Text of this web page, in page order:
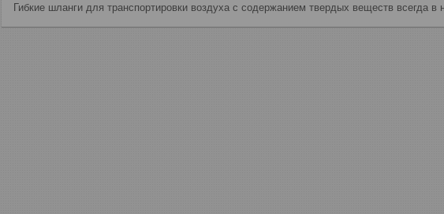
Гибкие шланги для транспортировки воздуха с содержанием твердых веществ всегда